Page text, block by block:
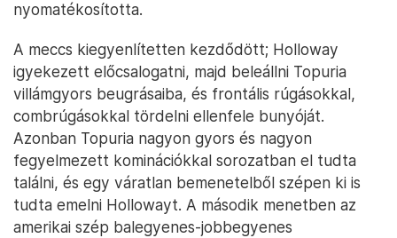
nyomatékosította.
A meccs kiegyenlítetten kezdődött; Holloway
igyekezett előcsalogatni, majd beleállni Topuria
villámgyors beugrásaiba, és frontális rúgásokkal,
combrúgásokkal tördelni ellenfele bunyóját.
Azonban Topuria nagyon gyors és nagyon
fegyelmezett kominációkkal sorozatban el tudta
találni, és egy váratlan bemenetelből szépen ki is
tudta emelni Hollowayt. A második menetben az
amerikai szép balegyenes-jobbegyenes